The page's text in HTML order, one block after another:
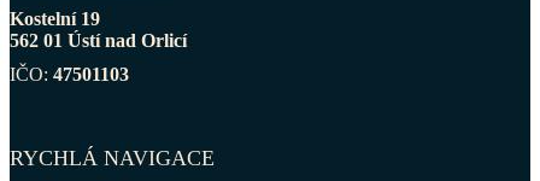
Kostelní 19
562 01 Ústí nad Orlicí
IČO: 47501103
RYCHLÁ NAVIGACE